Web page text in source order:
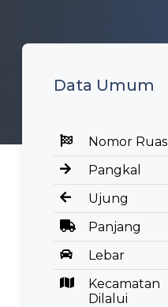
Data Umum
Nomor Ruas
Pangkal
Ujung
Panjang
Lebar
Kecamatan
Dilalui